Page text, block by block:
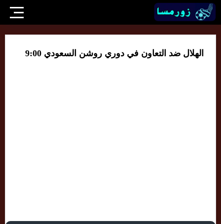
الهلال ضد التعاون في دوري روشن السعودي 9:00